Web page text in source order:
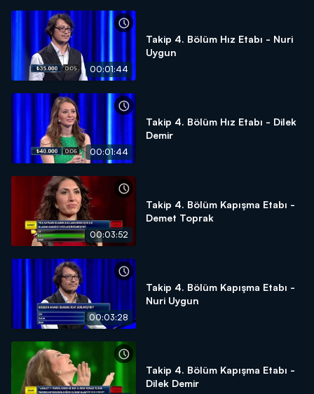
00:01:44
Takip 4. Bölüm Hız Etabı - Nuri
Uygun
00:01:44
Takip 4. Bölüm Hız Etabı - Dilek
Demir
00:03:52
Takip 4. Bölüm Kapışma Etabı -
Demet Toprak
00:03:28
Takip 4. Bölüm Kapışma Etabı -
Nuri Uygun
Takip 4. Bölüm Kapışma Etabı -
Dilek Demir